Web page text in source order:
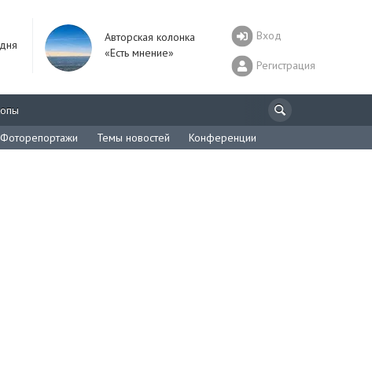
Авторская колонка
«Есть мнение»
Вход
Регистрация
Фоторепортажи Темы новостей Конференции